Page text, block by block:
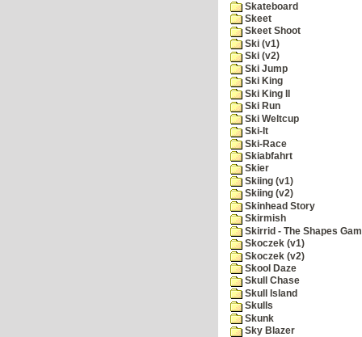
Skateboard
Skeet
Skeet Shoot
Ski (v1)
Ski (v2)
Ski Jump
Ski King
Ski King II
Ski Run
Ski Weltcup
Ski-It
Ski-Race
Skiabfahrt
Skier
Skiing (v1)
Skiing (v2)
Skinhead Story
Skirmish
Skirrid - The Shapes
Skoczek (v1)
Skoczek (v2)
Skool Daze
Skull Chase
Skull Island
Skulls
Skunk
Sky Blazer